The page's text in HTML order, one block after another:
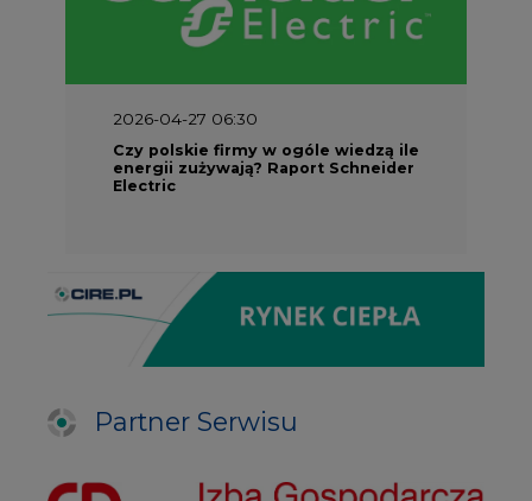
2026-04-27 06:30
Czy polskie firmy w ogóle wiedzą ile
energii zużywają? Raport Schneider
Electric
Partner Serwisu